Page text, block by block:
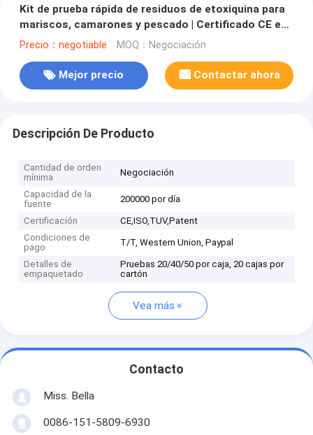
Kit de prueba rápida de residuos de etoxiquina para
mariscos, camarones y pescado | Certificado CE e
ISO
Precio：negotiable MOQ：Negociación
Mejor precio Contactar ahora
Descripción De Producto
Cantidad de orden
mínima
Negociación
Capacidad de la
fuente
200000 por día
Certificación
CE,ISO,TUV,Patent
Condiciones de
pago
T/T, Western Union, Paypal
Detalles de
empaquetado
Pruebas 20/40/50 por caja, 20 cajas por
cartón
Vea más
Contacto
Miss. Bella
0086-151-5809-6930